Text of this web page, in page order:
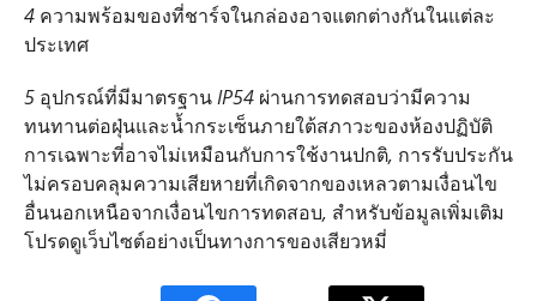
4 ความพร้อมของที่ชาร์จในกล่องอาจแตกต่างกันในแต่ละ
ประเทศ
5 อุปกรณ์ที่มีมาตรฐานIP54 ผ่านการทดสอบว่ามีความ
ทนทานต่อฝุ่นและน้ำกระเซ็นภายใต้สภาวะของห้องปฏิบัติ
การเฉพาะที่อาจไม่เหมือนกับการใช้งานปกติ, การรับประกัน
ไม่ครอบคลุมความเสียหายที่เกิดจากของเหลวตามเงื่อนไข
อื่นนอกเหนือจากเงื่อนไขการทดสอบ, สำหรับข้อมูลเพิ่มเติม
โปรดดูเว็บไซต์อย่างเป็นทางการของเสียวหมี่